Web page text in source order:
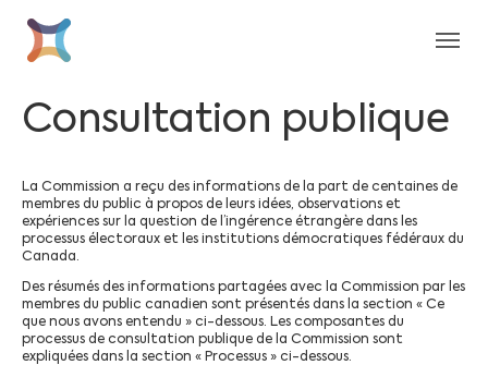
Consultation publique
La Commission a reçu des informations de la part de centaines de
membres du public à propos de leurs idées, observations et
expériences sur la question de l’ingérence étrangère dans les
processus électoraux et les institutions démocratiques fédéraux du
Canada.
Des résumés des informations partagées avec la Commission par les
membres du public canadien sont présentés dans la section « Ce
que nous avons entendu » ci-dessous. Les composantes du
processus de consultation publique de la Commission sont
expliquées dans la section « Processus » ci-dessous.